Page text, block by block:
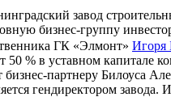
завод
бизнес-группу
ГК «Элмонт» Игоря
50 % в уставном капитале
бизнес-партнеру Билоуса
гендиректором завода.